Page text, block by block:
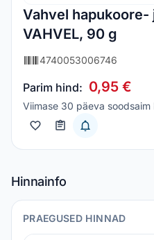
Vahvel hapukoore-
VAHVEL, 90 g
4740053006746
Parim hind: 0,95 €
Viimase 30 päeva
Hinnainfo
PRAEGUSED HINNAD